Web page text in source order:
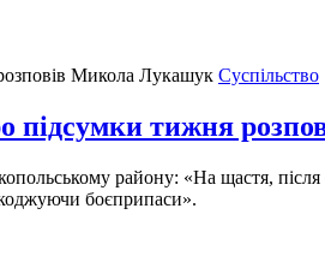
Суспільство
підсумки тижня
району: «На щастя,
боєприпаси».